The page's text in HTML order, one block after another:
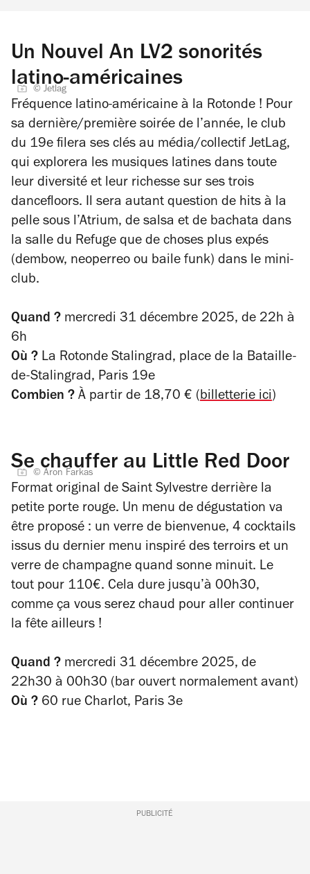
Un Nouvel An LV2 sonorités
latino-américaines
© Jetlag
Fréquence latino-américaine à la Rotonde ! Pour
sa dernière/première soirée de l’année, le club
du 19e filera ses clés au média/collectif JetLag,
qui explorera les musiques latines dans toute
leur diversité et leur richesse sur ses trois
dancefloors. Il sera autant question de hits à la
pelle sous l’Atrium, de salsa et de bachata dans
la salle du Refuge que de choses plus expés
(dembow, neoperreo ou baile funk) dans le mini-
club.
Quand ? mercredi 31 décembre 2025, de 22h à
6h
Où ? La Rotonde Stalingrad, place de la Bataille-
de-Stalingrad, Paris 19e
Combien ? À partir de 18,70 € (billetterie ici)
Se chauffer au Little Red Door
© Aron Farkas
Format original de Saint Sylvestre derrière la
petite porte rouge. Un menu de dégustation va
être proposé : un verre de bienvenue, 4 cocktails
issus du dernier menu inspiré des terroirs et un
verre de champagne quand sonne minuit. Le
tout pour 110€. Cela dure jusqu’à 00h30,
comme ça vous serez chaud pour aller continuer
la fête ailleurs !
Quand ? mercredi 31 décembre 2025, de
22h30 à 00h30 (bar ouvert normalement avant)
Où ? 60 rue Charlot, Paris 3e
PUBLICITÉ